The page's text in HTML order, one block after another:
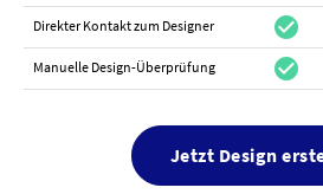
Direkter Kontakt zum Designer check_circle
Manuelle Design-Überprüfung check_circle
Jetzt Design